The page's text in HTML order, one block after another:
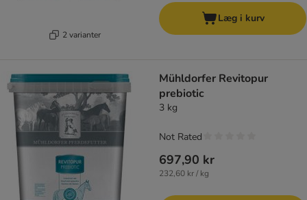
2 varianter
Læg i kurv
Mühldorfer Revitopur
prebiotic
3 kg
697,90 kr
232,60 kr / kg
Not Rated